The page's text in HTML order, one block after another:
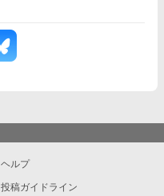
ヘルプ
投稿ガイドライン